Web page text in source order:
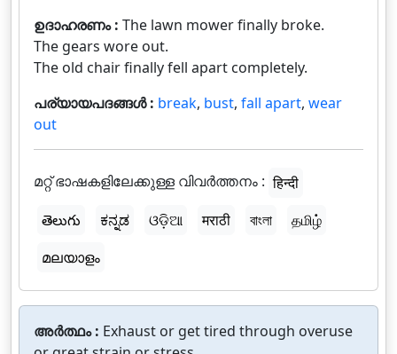
ഉദാഹരണം : The lawn mower finally broke.
The gears wore out.
The old chair finally fell apart completely.
പര്യായപദങ്ങൾ : break, bust, fall apart, wear
out
മറ്റ് ഭാഷകളിലേക്കുള്ള വിവർത്തനം : हिन्दी
తెలుగు
ಕನ್ನಡ ଓଡ଼ିଆ मराठी বাংলা
தமிழ்
മലയാളം
അർത്ഥം : Exhaust or get tired through overuse